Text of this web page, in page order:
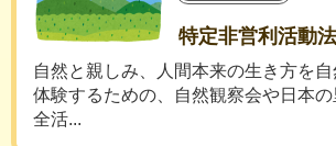
特定非営利活動
自然と親しみ、人間本来の生き方を自
体験するための、自然観察会や日本
全活...